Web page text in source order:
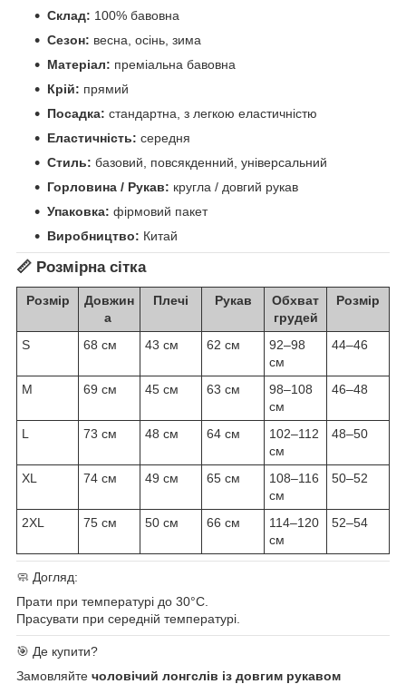
Склад: 100% бавовна
Сезон: весна, осінь, зима
Матеріал: преміальна бавовна
Крій: прямий
Посадка: стандартна, з легкою еластичністю
Еластичність: середня
Стиль: базовий, повсякденний, універсальний
Горловина / Рукав: кругла / довгий рукав
Упаковка: фірмовий пакет
Виробництво: Китай
📏 Розмірна сітка
Розмір
Довжин
а
Плечі Рукав
Обхват
грудей
Розмір
S 68 см 43 см 62 см
92–98
см
44–46
M 69 см 45 см 63 см
98–108
см
46–48
L 73 см 48 см 64 см
102–112
см
48–50
XL 74 см 49 см 65 см
108–116
см
50–52
2XL 75 см 50 см 66 см
114–120
см
52–54
🧼 Догляд:
Прати при температурі до 30°C.
Прасувати при середній температурі.
🎯 Де купити?
Замовляйте чоловічий лонгслів із довгим рукавом